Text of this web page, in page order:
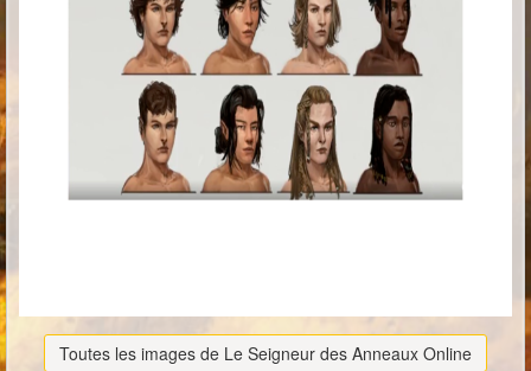
Toutes les images de Le Seigneur des Anneaux Online